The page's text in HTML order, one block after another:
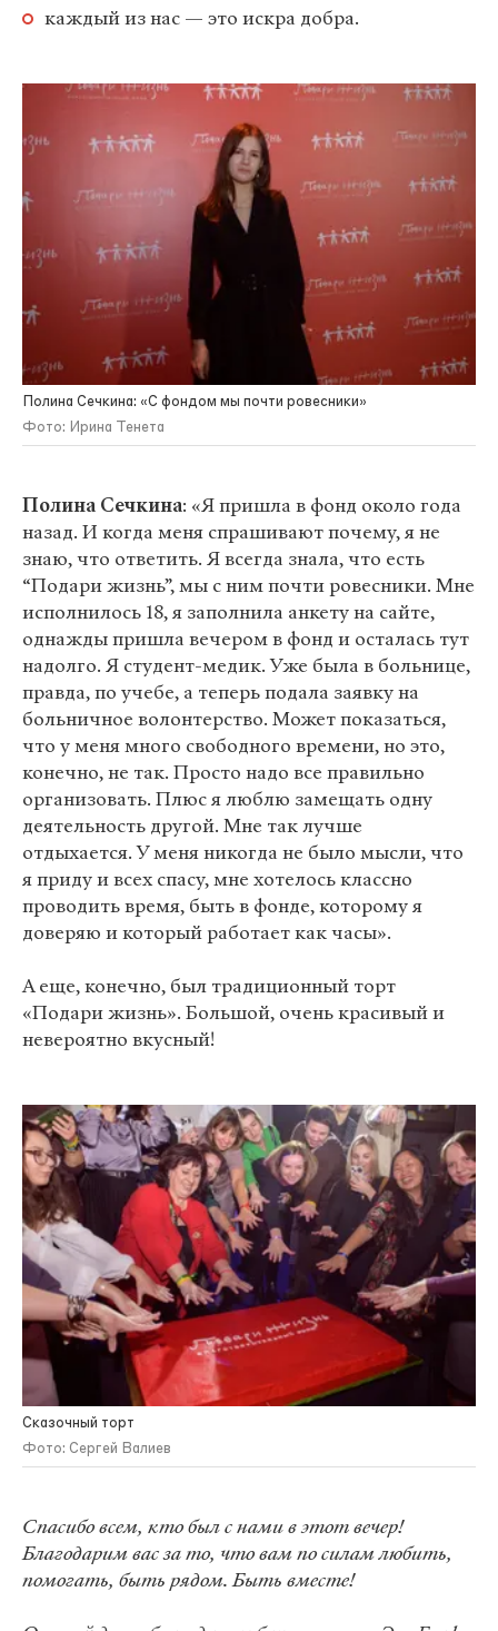
каждый из нас — это искра добра.
Полина Сечкина: «С фондом мы почти ровесники»
Фото: Ирина Тенета
Полина Сечкина: «Я пришла в фонд около года
назад. И когда меня спрашивают почему, я не
знаю, что ответить. Я всегда знала, что есть
“Подари жизнь”, мы с ним почти ровесники. Мне
исполнилось 18, я заполнила анкету на сайте,
однажды пришла вечером в фонд и осталась тут
надолго. Я студент-медик. Уже была в больнице,
правда, по учебе, а теперь подала заявку на
больничное волонтерство. Может показаться,
что у меня много свободного времени, но это,
конечно, не так. Просто надо все правильно
организовать. Плюс я люблю замещать одну
деятельность другой. Мне так лучше
отдыхается. У меня никогда не было мысли, что
я приду и всех спасу, мне хотелось классно
проводить время, быть в фонде, которому я
доверяю и который работает как часы».
А еще, конечно, был традиционный торт
«Подари жизнь». Большой, очень красивый и
невероятно вкусный!
Сказочный торт
Фото: Сергей Валиев
Спасибо всем, кто был с нами в этот вечер!
Благодарим вас за то, что вам по силам любить,
помогать, быть рядом. Быть вместе!